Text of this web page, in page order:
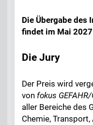
Die Übergabe des
findet im Mai
Die Jury
Der Preis wird
von fokus GEFAHR/
aller Bereiche des
Chemie,